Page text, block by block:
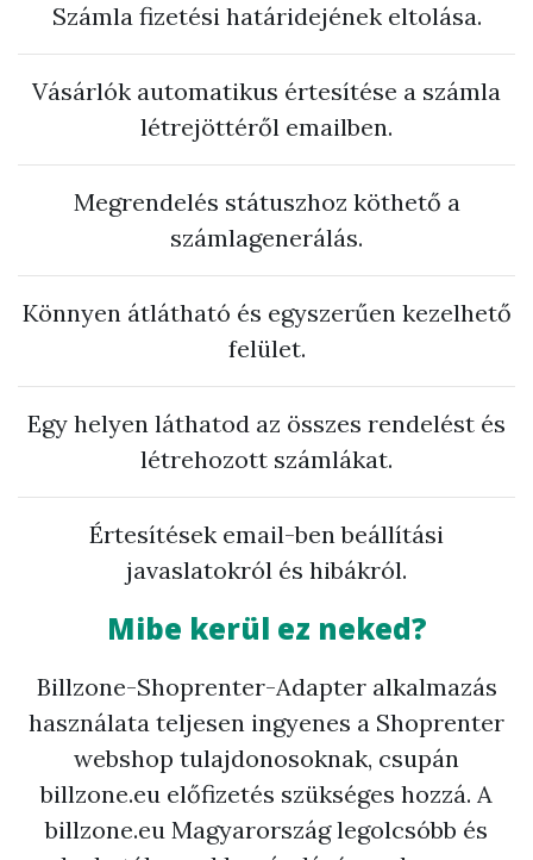
Számla fizetési határidejének eltolása.
Vásárlók automatikus értesítése a számla
létrejöttéről emailben.
Megrendelés státuszhoz köthető a
számlagenerálás.
Könnyen átlátható és egyszerűen kezelhető
felület.
Egy helyen láthatod az összes rendelést és
létrehozott számlákat.
Értesítések email-ben beállítási
javaslatokról és hibákról.
Mibe kerül ez neked?
Billzone-Shoprenter-Adapter alkalmazás
használata teljesen ingyenes a Shoprenter
webshop tulajdonosoknak, csupán
billzone.eu előfizetés szükséges hozzá. A
billzone.eu Magyarország legolcsóbb és